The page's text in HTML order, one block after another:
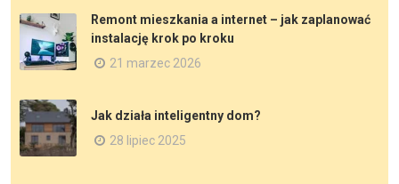
Remont mieszkania a internet – jak zaplanować
instalację krok po kroku
21 marzec 2026
Jak działa inteligentny dom?
28 lipiec 2025